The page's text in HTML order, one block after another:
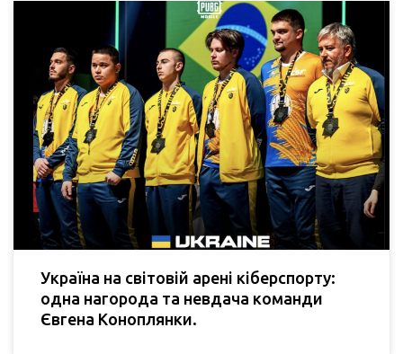
Україна на світовій арені кіберспорту:
одна нагорода та невдача команди
Євгена Коноплянки.